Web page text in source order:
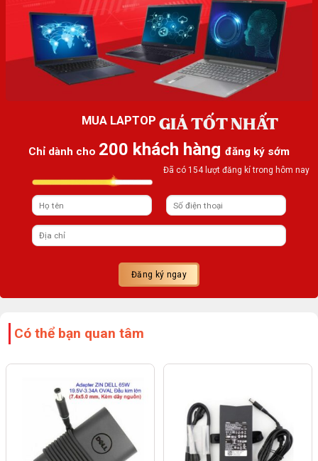
MUA LAPTOP GIÁ TỐT NHẤT
Chỉ dành cho 200 khách hàng đăng ký sớm
Đã có 154 lượt đăng kí trong hôm nay
Có thể bạn quan tâm